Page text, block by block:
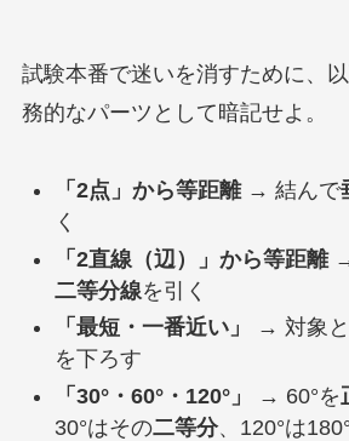
試験本番で迷いを消すために、
務的なパーツとして暗記せよ。
「2点」から等距離→ 結んで
く
「2直線（辺）」から等距離→
二等分線を引く
「最短・一番近い」
→ 対象
を下ろす
「30°・60°・120°」
→ 60°を
30°はその二等分、120°は